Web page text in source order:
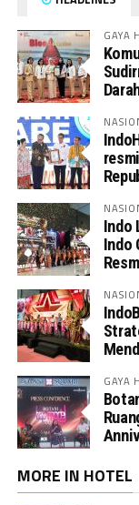
GAYA
Indo
Indo
GAYA
MORE IN HOTEL